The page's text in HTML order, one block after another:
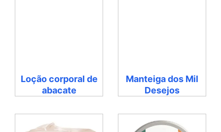
Loção corporal de
abacate
Manteiga dos Mil
Desejos